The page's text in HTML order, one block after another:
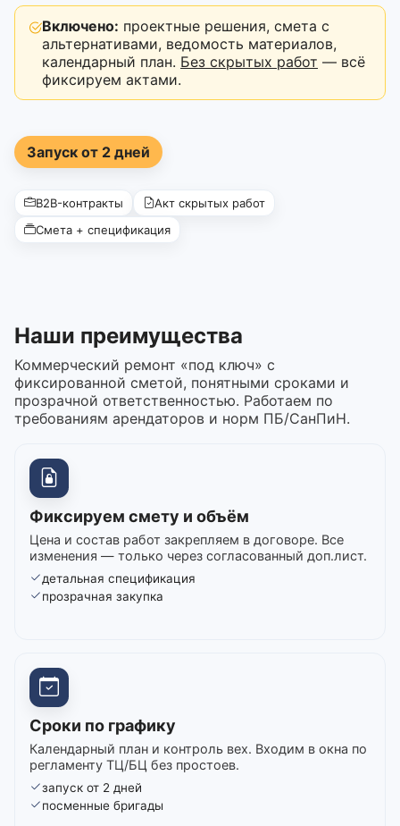
Включено: проектные решения, смета с
альтернативами, ведомость материалов,
календарный план. Без скрытых работ — всё
фиксируем актами.
Запуск от 2 дней
B2B-контракты
Акт скрытых работ
Смета + спецификация
Наши преимущества
Коммерческий ремонт «под ключ» с
фиксированной сметой, понятными сроками и
прозрачной ответственностью. Работаем по
требованиям арендаторов и норм ПБ/СанПиН.
Фиксируем смету и объём
Цена и состав работ закрепляем в договоре. Все
изменения — только через согласованный доп.лист.
детальная спецификация
прозрачная закупка
Сроки по графику
Календарный план и контроль вех. Входим в окна по
регламенту ТЦ/БЦ без простоев.
запуск от 2 дней
посменные бригады